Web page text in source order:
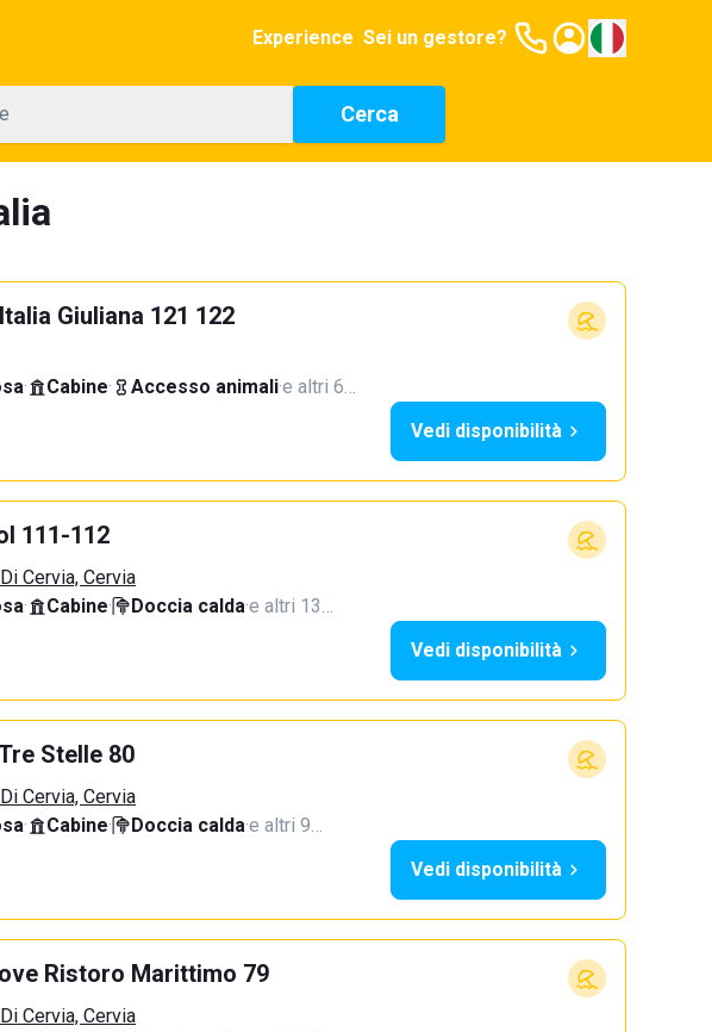
Experience Sei un gestore?
Cerca
Giuliana 121 122
· Cabine· Accesso animali·e altri 6…
Vedi disponibilità
111-112
Cervia, Cervia
· Cabine· Doccia calda·e altri 13…
Vedi disponibilità
Stelle 80
Cervia, Cervia
· Cabine· Doccia calda·e altri 9…
Vedi disponibilità
Ristoro Marittimo 79
Cervia, Cervia